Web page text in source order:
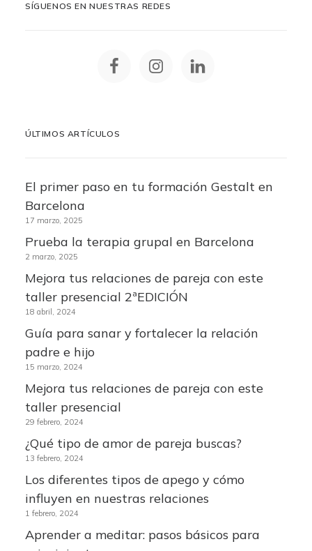
SÍGUENOS EN NUESTRAS REDES
ÚLTIMOS ARTÍCULOS
El primer paso en tu formación Gestalt en
Barcelona
17 marzo, 2025
Prueba la terapia grupal en Barcelona
2 marzo, 2025
Mejora tus relaciones de pareja con este
taller presencial 2ªEDICIÓN
18 abril, 2024
Guía para sanar y fortalecer la relación
padre e hijo
15 marzo, 2024
Mejora tus relaciones de pareja con este
taller presencial
29 febrero, 2024
¿Qué tipo de amor de pareja buscas?
13 febrero, 2024
Los diferentes tipos de apego y cómo
influyen en nuestras relaciones
1 febrero, 2024
Aprender a meditar: pasos básicos para